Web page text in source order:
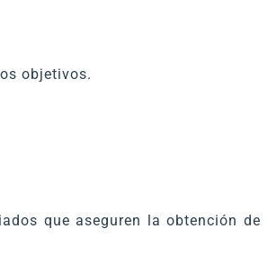
objetivos.
que aseguren la obtención de